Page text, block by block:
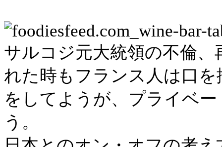
サルコジ元大統領の不倫
れた時もフランス人は口
をしてようが、プライベ
う。